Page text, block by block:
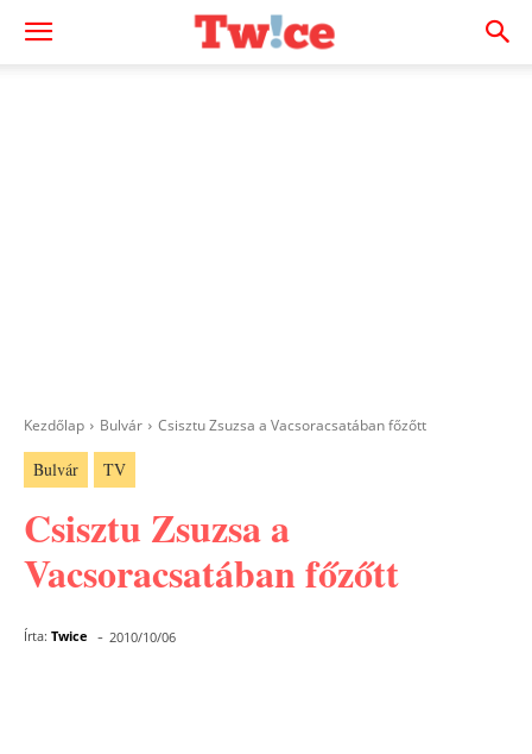
Kezdőlap Bulvár Csisztu Zsuzsa a Vacsoracsatában főzőtt
Bulvár TV
Csisztu Zsuzsa a
Vacsoracsatában főzőtt
Írta: Twice - 2010/10/06